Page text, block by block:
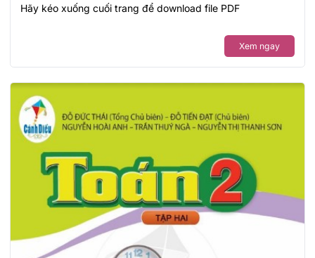
Hãy kéo xuống cuối trang để download file PDF
Xem ngay